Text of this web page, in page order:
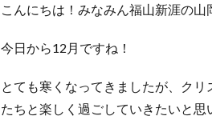
こんにちは！みなみん福山新涯の山
今日から12月ですね！
とても寒くなってきましたが、ク
たちと楽しく過ごしていきたいと思